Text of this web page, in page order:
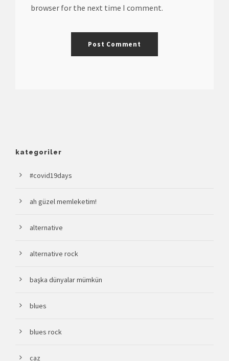
browser for the next time I comment.
kategoriler
#covid19days
ah güzel memleketim!
alternative
alternative rock
başka dünyalar mümkün
blues
blues rock
caz